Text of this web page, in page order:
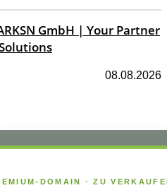
GmbH | Your Partner
08.08.2026
DOMAIN · ZU